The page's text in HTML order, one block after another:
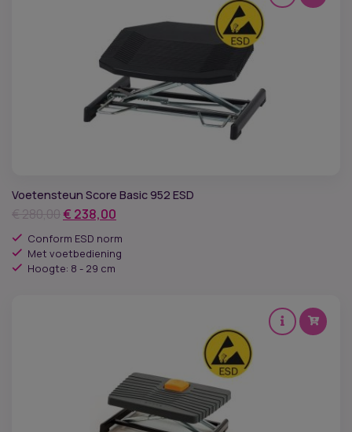
Voetensteun Score Basic 952 ESD
€280,00Oorspronkelijke
prijs
was:
€ 280,00.
€ 238,00
is:
Conform ESD norm
Met voetbediening
Hoogte: 8 - 29 cm